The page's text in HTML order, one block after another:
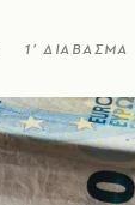
1’ ΔΙΑΒΑΣΜΑ